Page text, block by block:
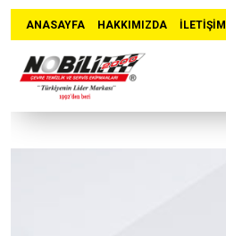
ANASAYFA HAKKIMIZDA İLETIŞIM